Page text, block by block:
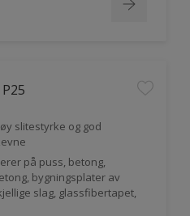
slitestyrke og god
på puss, betong,
bygningsplater av
slag, glassfibertapet,